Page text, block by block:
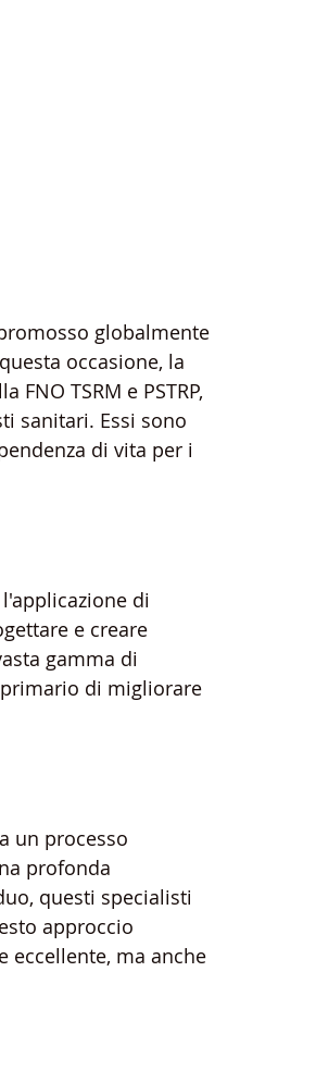
globalmente
occasione, la
TSRM e PSTRP,
sanitari. Essi sono
di vita per i
di
e creare
gamma di
di migliorare
un processo
profonda
questi specialisti
approccio
eccellente, ma anche